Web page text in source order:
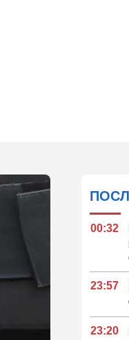
00:32
23:57
23:20